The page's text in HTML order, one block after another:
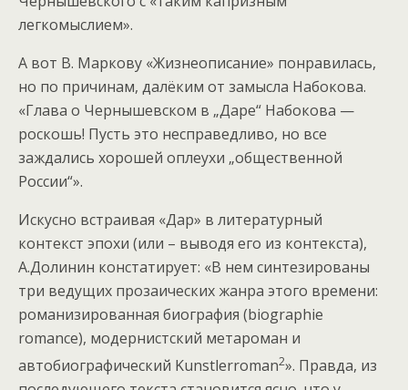
легкомыслием».
А вот В. Маркову «Жизнеописание» понравилась,
но по причинам, далёким от замысла Набокова.
«Глава о Чернышевском в „Даре“ Набокова —
роскошь! Пусть это несправедливо, но все
заждались хорошей оплеухи „общественной
России“».
Искусно встраивая «Дар» в литературный
контекст эпохи (или – выводя его из контекста),
А.Долинин констатирует: «В нем синтезированы
три ведущих прозаических жанра этого времени:
романизированная биография (biographie
romance), модернистский метароман и
автобиографический Kunstlerroman2». Правда, из